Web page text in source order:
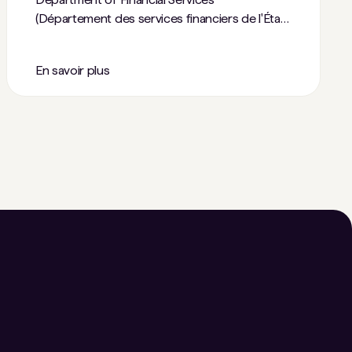
(Département des services financiers de l'État
En savoir plus